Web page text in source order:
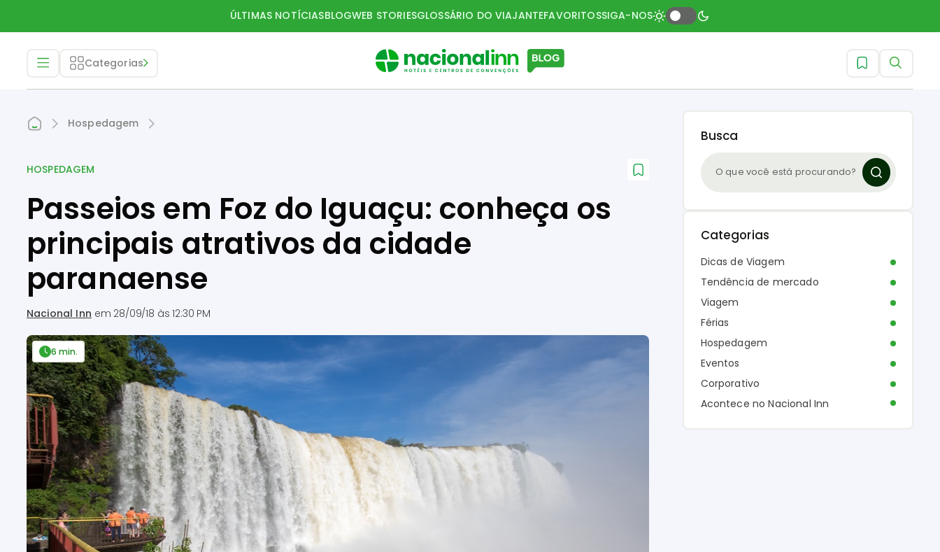
ÚLTIMAS NOTÍCIASBLOGWEB STORIESGLOSSÁRIO DO VIAJANTEFAVORITOSSIGA-NOS
Categorias
Hospedagem
HOSPEDAGEM
Passeios em Foz do Iguaçu: conheça os
principais atrativos da cidade
paranaense
Nacional Inn em 28/09/18 às 12:30 PM
6 min.
Busca
Categorias
Dicas de Viagem
Tendência de mercado
Viagem
Férias
Hospedagem
Eventos
Corporativo
Acontece no Nacional Inn